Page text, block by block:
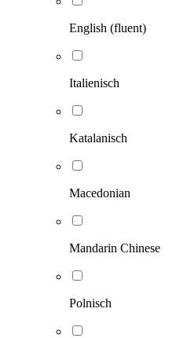
English (fluent)
Italienisch
Katalanisch
Macedonian
Mandarin Chinese
Polnisch